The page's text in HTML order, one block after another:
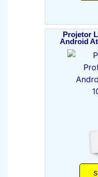
Projetor
Android